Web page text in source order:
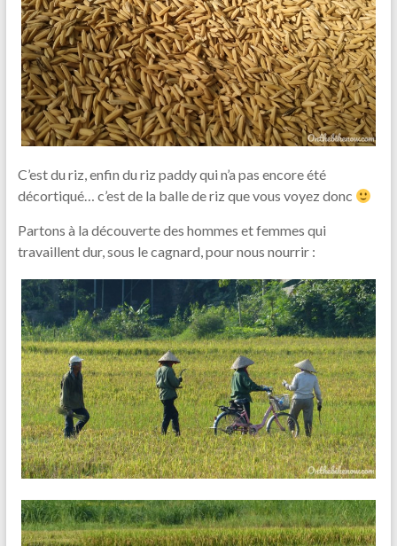
C’est du riz, enfin du riz paddy qui n’a pas encore été
décortiqué… c’est de la balle de riz que vous voyez donc
Partons à la découverte des hommes et femmes qui
travaillent dur, sous le cagnard, pour nous nourrir :